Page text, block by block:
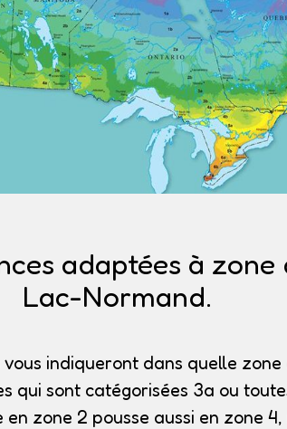
adaptées à
Lac-Normand.
indiqueront dans quelle zone
qui sont catégorisées 3a ou
zone 2 pousse aussi en zone